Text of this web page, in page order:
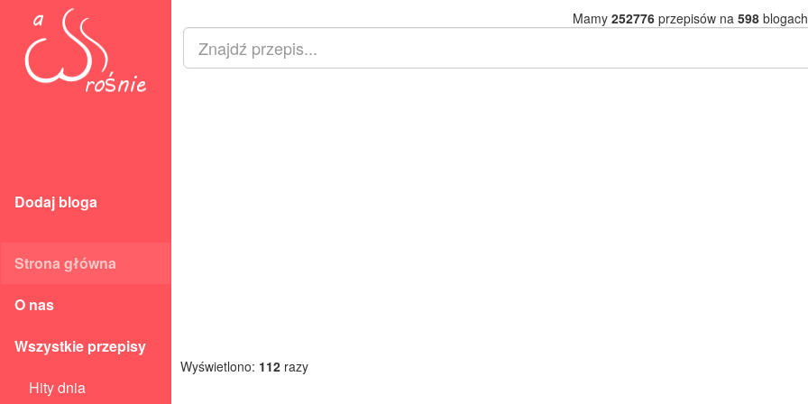
Dodaj bloga
Strona główna
O nas
Wszystkie przepisy
Hity dnia
Mamy 252776przepisów na 598
Wyświetlono: 112 razy